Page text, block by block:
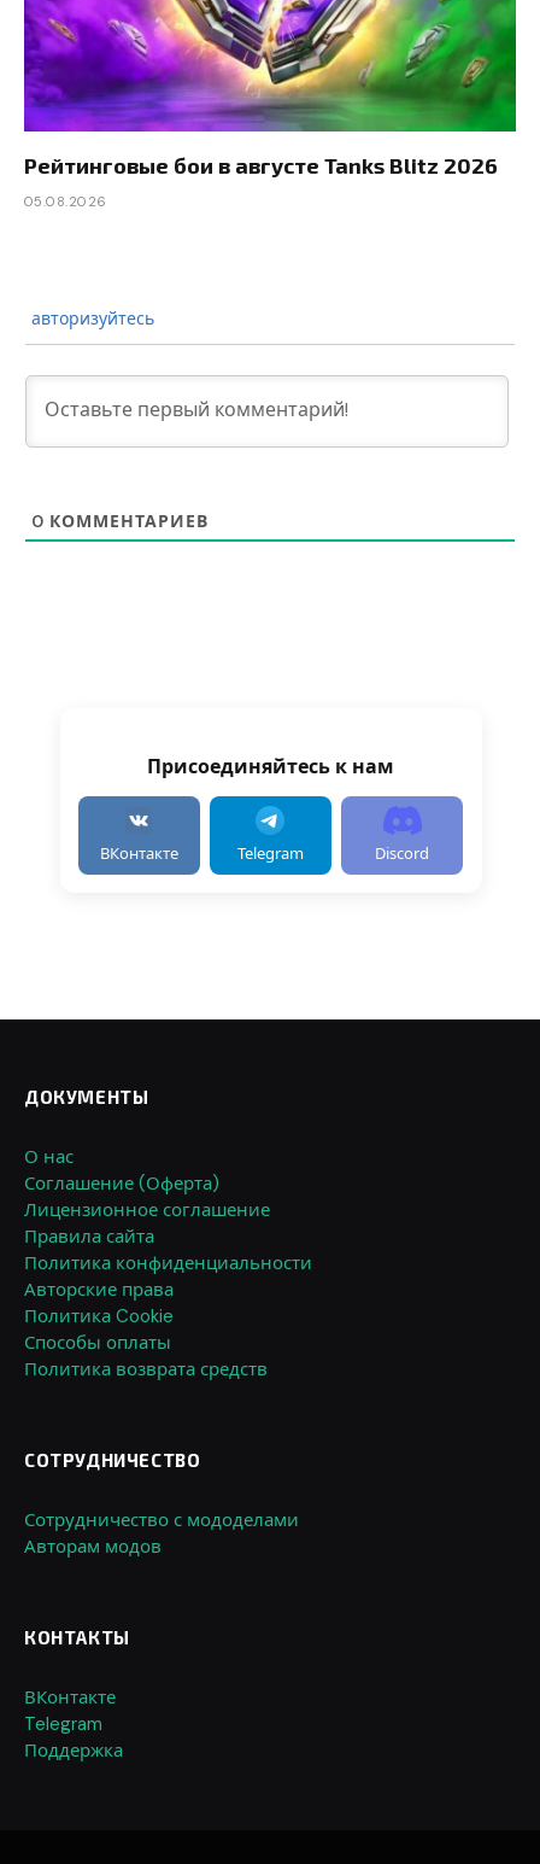
Рейтинговые бои в августе Tanks Blitz 2026
05.08.2026
авторизуйтесь
0 КОММЕНТАРИЕВ
Присоединяйтесь к нам
ВКонтакте Telegram Discord
ДОКУМЕНТЫ
О нас
Соглашение (Оферта)
Лицензионное соглашение
Правила сайта
Политика конфиденциальности
Авторские права
Политика Cookie
Способы оплаты
Политика возврата средств
СОТРУДНИЧЕСТВО
Сотрудничество с мододелами
Авторам модов
КОНТАКТЫ
ВКонтакте
Telegram
Поддержка